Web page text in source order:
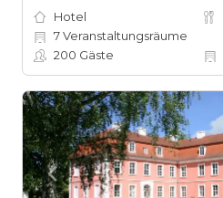
Hotel
7Veranstaltungsräume
200 Gäste